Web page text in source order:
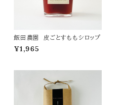
飯田農園 皮ごとすももシロップ
¥1,965